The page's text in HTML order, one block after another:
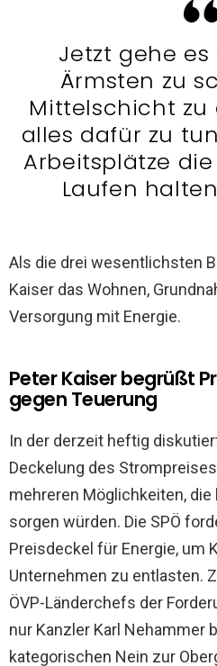
Jetzt gehe es
Ärmsten zu
Mittelschicht
alles dafür zu
Arbeitsplätze
Laufen
Als die drei wesentlichsten
Kaiser das Wohnen,
Versorgung mit Energie.
Peter Kaiser begrüßt
gegen Teuerung
In der derzeit heftig
Deckelung des
mehreren Möglichkeiten,
sorgen würden. Die SPÖ
Preisdeckel für Energie, um
Unternehmen zu entlasten.
ÖVP-Länderchefs der
nur Kanzler Karl Nehammer
kategorischen Nein zur